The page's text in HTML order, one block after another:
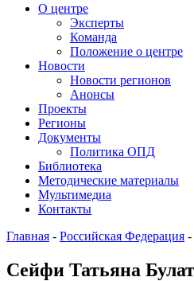
О центре
Эксперты
Команда
Положение о центре
Новости
Новости регионов
Анонсы
Проекты
Регионы
Документы
Политика ОПД
Библиотека
Методические материалы
Мультимедиа
Контакты
Главная - Российская Федерация -
Сейфи Татьяна